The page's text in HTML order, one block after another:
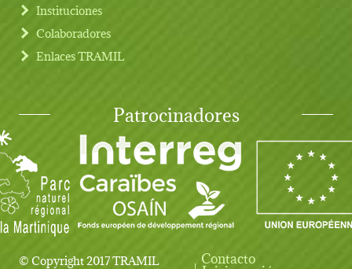
Instituciones
Colaboradores
Enlaces TRAMIL
Patrocinadores
© Copyright 2017 TRAMIL Contacto